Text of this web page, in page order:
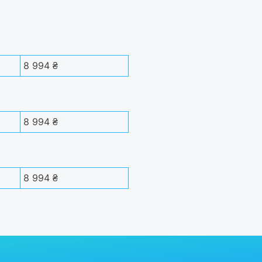
8 994 ₴
8 994 ₴
8 994 ₴